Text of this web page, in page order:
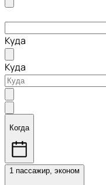
Куда
Куда
Когда
1 пассажир, эконом